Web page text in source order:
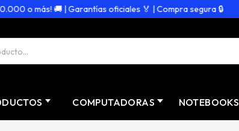
más! 🚚 | Garantías oficiales 🏅 | Compra segura 🔒
COMPUTADORAS NOTEBOOKS